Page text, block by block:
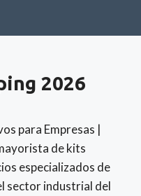
2026
para Empresas |
de kits
especializados de
sector industrial del